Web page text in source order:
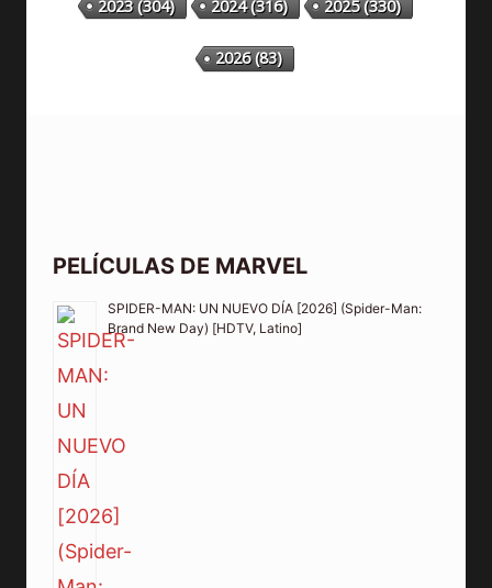
2023(304) 2024(316) 2025(330)
2026(83)
PELÍCULAS DE MARVEL
SPIDER-MAN: UN NUEVO DÍA [2026] (Spider-Man:
Brand New Day) [HDTV, Latino]